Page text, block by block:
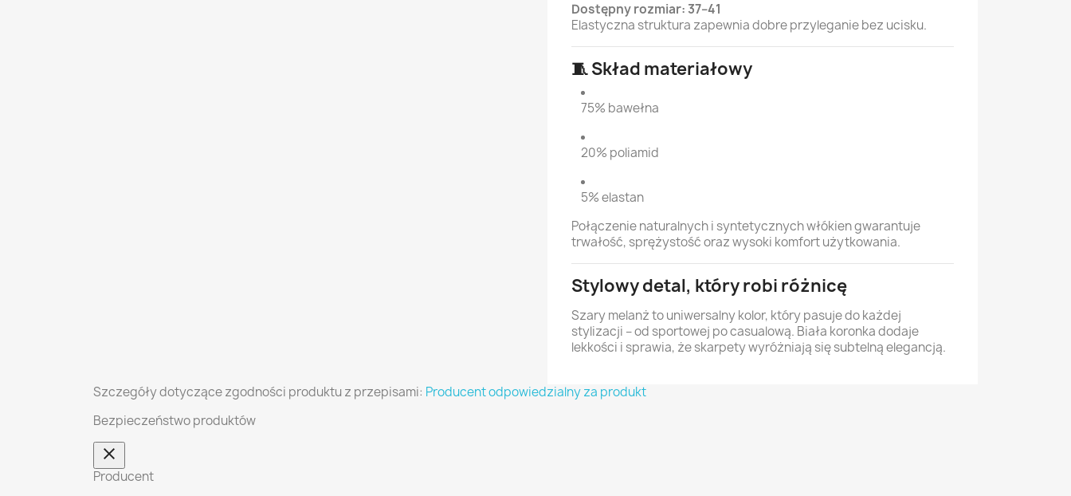
Dostępny rozmiar: 37–41
Elastyczna struktura zapewnia dobre przyleganie bez ucisku.
🧵 Skład materiałowy
75% bawełna
20% poliamid
5% elastan
Połączenie naturalnych i syntetycznych włókien gwarantuje
trwałość, sprężystość oraz wysoki komfort użytkowania.
Stylowy detal, który robi różnicę
Szary melanż to uniwersalny kolor, który pasuje do każdej
stylizacji – od sportowej po casualową. Biała koronka dodaje
lekkości i sprawia, że skarpety wyróżniają się subtelną elegancją.
Szczegóły dotyczące zgodności produktu z przepisami: Producent odpowiedzialny za produkt
Bezpieczeństwo produktów
Producent